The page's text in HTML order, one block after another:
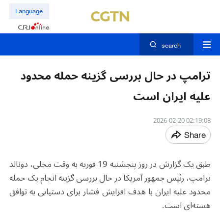
Language
search
ترامپ در حال بررسی گزینه حمله محدود
علیه ایران است
02:19:08 2026-02-20
Share
طبق یک گزارش در روز پنجشنبه 19 فوریه به وقت محلی، دونالد
ترامپ، رئیس ‌جمهور آمریکا در حال بررسی گزینه انجام یک حمله
محدود علیه ایران با هدف افزایش فشار برای دستیابی به توافق
هسته‌ای است.